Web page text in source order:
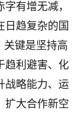
有增无减，
日趋复杂的国
关键是坚持高
趋利避害、化
战略能力、运
扩大合作新空